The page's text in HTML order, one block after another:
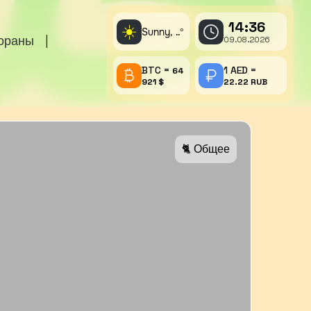
☀️ Sunny, ..° 14:36
09.08.2026
BTC = 64
921 $
1 AED =
22.22 RUB
🐈 Общее